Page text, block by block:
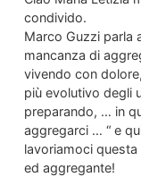
condivido.
Marco Guzzi parla
mancanza di
vivendo con
più evolutivo degli
preparando, … in
aggregarci … “ e
lavoriamoci
ed aggregante!